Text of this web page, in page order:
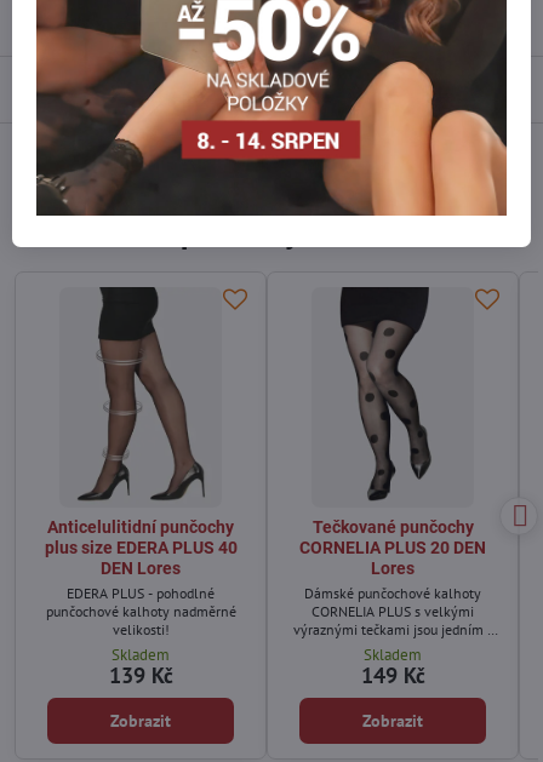
Recenze
Diskuse
Reddit WhatsApp
Anticelulitidní punčochy
plus size EDERA PLUS 40
DEN Lores
EDERA PLUS - pohodlné
punčochové kalhoty nadměrné
velikosti!
Skladem
139 Kč
Zobrazit
Tečkované punčochy
CORNELIA PLUS 20 DEN
Lores
Dámské punčochové kalhoty
CORNELIA PLUS s velkými
výraznými tečkami jsou jedním z
nejmódnějších doplňků této sezóny.
Skladem
149 Kč
Zobrazit